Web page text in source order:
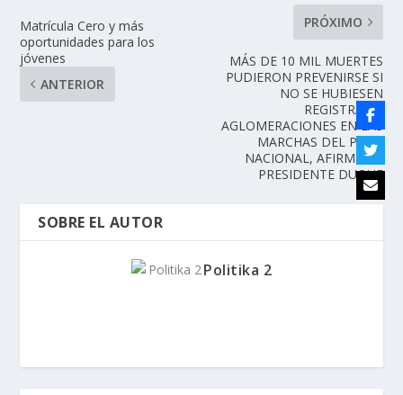
Matrícula Cero y más
oportunidades para los
jóvenes
ANTERIOR
PRÓXIMO
MÁS DE 10 MIL MUERTES
PUDIERON PREVENIRSE SI
NO SE HUBIESEN
REGISTRADO
AGLOMERACIONES EN LAS
MARCHAS DEL PARO
NACIONAL, AFIRMÓ EL
PRESIDENTE DUQUE
SOBRE EL AUTOR
Politika 2